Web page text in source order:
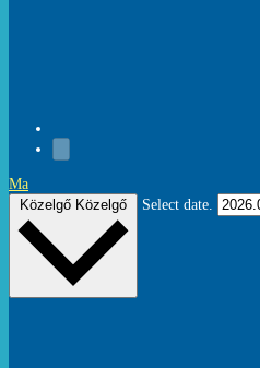
Ma
Közelgő Közelgő Select date.